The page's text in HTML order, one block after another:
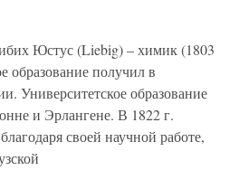
Юстус (Liebig) – химик (1803
образование получил в
Университетское образование
и Эрлангене. В 1822 г.
своей научной работе,